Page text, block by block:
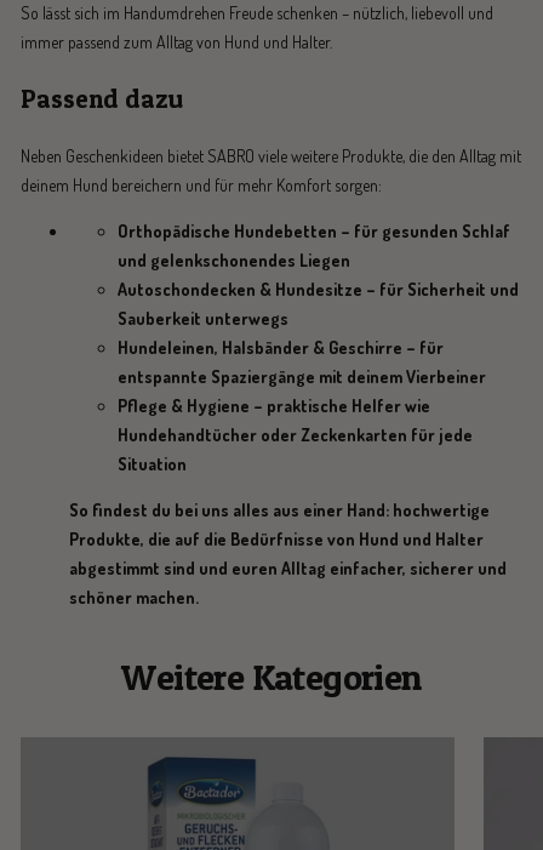
So lässt sich im Handumdrehen Freude schenken – nützlich, liebevoll und
immer passend zum Alltag von Hund und Halter.
Passend dazu
Neben Geschenkideen bietet SABRO viele weitere Produkte, die den Alltag mit
deinem Hund bereichern und für mehr Komfort sorgen:
Orthopädische Hundebetten – für gesunden Schlaf
und gelenkschonendes Liegen
Autoschondecken & Hundesitze – für Sicherheit und
Sauberkeit unterwegs
Hundeleinen, Halsbänder & Geschirre – für
entspannte Spaziergänge mit deinem Vierbeiner
Pflege & Hygiene – praktische Helfer wie
Hundehandtücher oder Zeckenkarten für jede
Situation
So findest du bei uns alles aus einer Hand: hochwertige
Produkte, die auf die Bedürfnisse von Hund und Halter
abgestimmt sind und euren Alltag einfacher, sicherer und
schöner machen.
Weitere Kategorien